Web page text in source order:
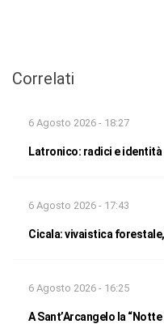
Correlati
6 Agosto 2026 - 18:27
Latronico: radici e identità
6 Agosto 2026 - 17:43
Cicala: vivaistica
6 Agosto 2026 - 16:25
A Sant’Arcangelo la